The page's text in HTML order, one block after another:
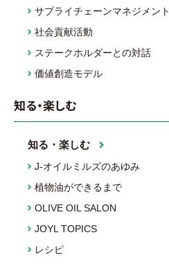
サプライチェーンマネジメント
社会貢献活動
ステークホルダーとの対話
価値創造モデル
知る・楽しむ
知る・楽しむ
J-オイルミルズのあゆみ
植物油ができるまで
OLIVE OIL SALON
JOYL TOPICS
レシピ